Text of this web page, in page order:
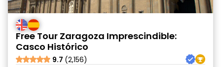
Free Tour Zaragoza Imprescindible:
Casco Histórico
9.7 (2,156)